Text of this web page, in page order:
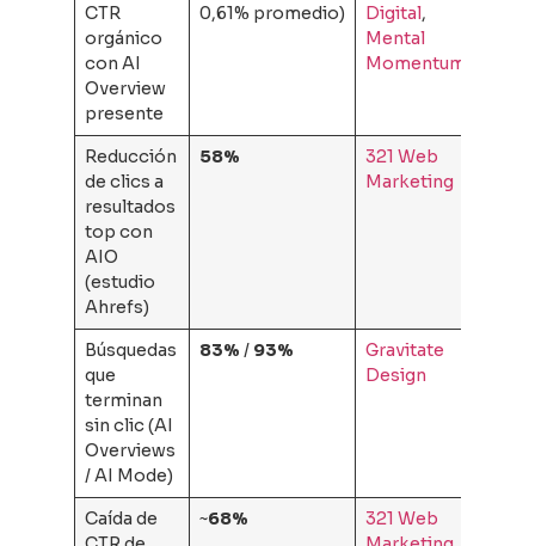
CTR
orgánico
con AI
Overview
presente
0,61% promedio)
Digital,
Mental
Momentum
Reducción
de clics a
resultados
top con
AIO
(estudio
Ahrefs)
58%
321 Web
Marketing
Búsquedas
que
terminan
sin clic (AI
Overviews
/ AI Mode)
83% / 93%
Gravitate
Design
Caída de
~68%
321 Web